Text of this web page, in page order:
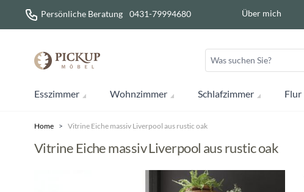
Direkt zum Inhalt
Persönliche Beratung 0431-79994680 Über mich
Esszimmer Wohnzimmer Schlafzimmer Flur
Home > Vitrine Eiche massiv Liverpool aus rustic oak
Vitrine Eiche massiv Liverpool aus rustic oak